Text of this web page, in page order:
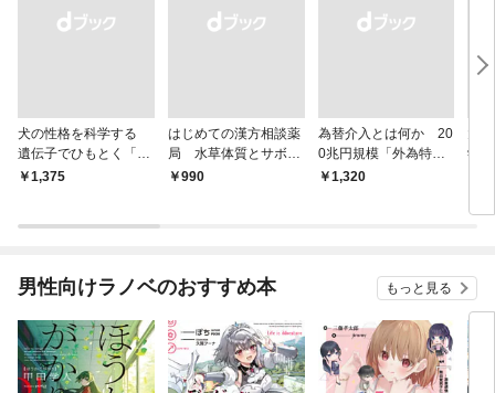
犬の性格を科学する
遺伝子でひもとく「最
良の友」の進化
￥1,375
はじめての漢方相談薬
局 水草体質とサボテ
ン体質
￥990
為替介入とは何か 20
0兆円規模「外為特
会」が生まれた謎
￥1,320
学
男性向けラノベのおすすめ本 もっと見る